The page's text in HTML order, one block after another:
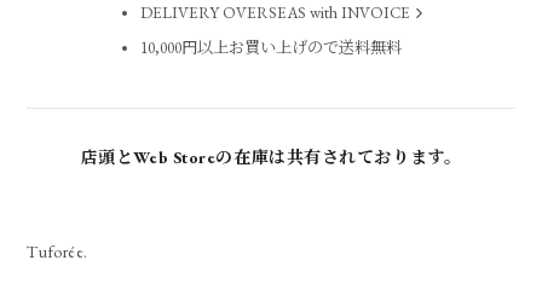
DELIVERY OVERSEAS with INVOICE
10,000円以上お買い上げので送料無料
店頭とWeb Storeの在庫は共有されております。
Tuforée.